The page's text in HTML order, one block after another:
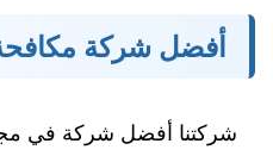
أفضل شركة
شركتنا أفضل شركة في